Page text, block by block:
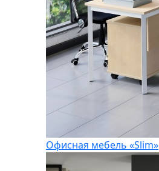
Офисная мебель «Slim»